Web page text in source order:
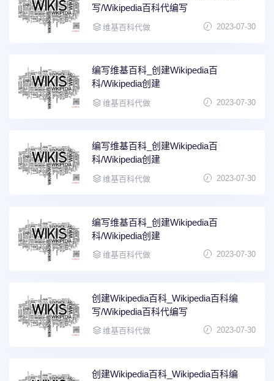
写/Wikipedia百科代编写
维基百科代做 2023-07-30
编写维基百科_创建Wikipedia百
科/Wikipedia创建
维基百科代做 2023-07-30
编写维基百科_创建Wikipedia百
科/Wikipedia创建
维基百科代做 2023-07-30
编写维基百科_创建Wikipedia百
科/Wikipedia创建
维基百科代做 2023-07-30
创建Wikipedia百科_Wikipedia百科编
写/Wikipedia百科代编写
维基百科代做 2023-07-30
创建Wikipedia百科_Wikipedia百科编